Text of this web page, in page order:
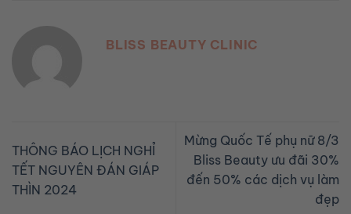
BLISS BEAUTY CLINIC
THÔNG BÁO LỊCH NGHỈ
TẾT NGUYÊN ĐÁN GIÁP
THÌN 2024
Mừng Quốc Tế phụ nữ 8/3
Bliss Beauty ưu đãi 30%
đến 50% các dịch vụ làm
đẹp